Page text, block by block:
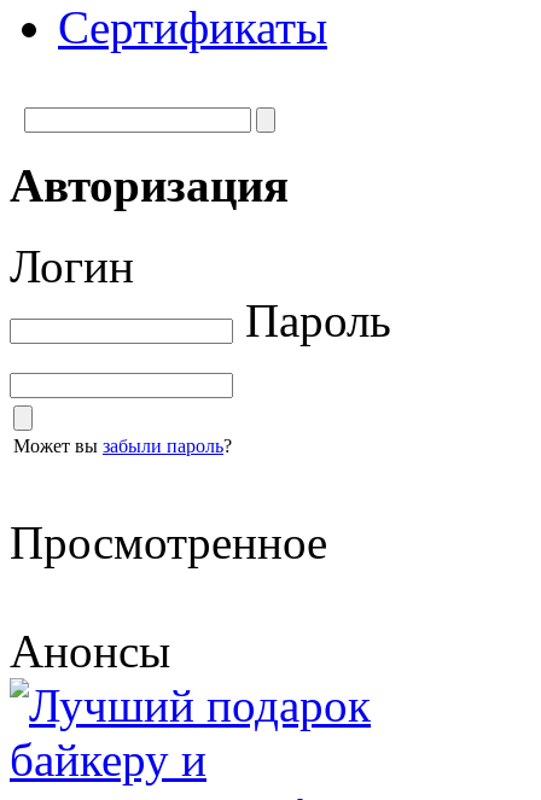
Сертификаты
Авторизация
Логин
Пароль
Может вы забыли пароль?
Просмотренное
Анонсы